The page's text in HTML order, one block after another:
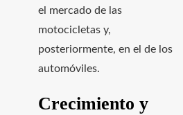
el mercado de las
motocicletas y,
posteriormente, en el de los
automóviles.
Crecimiento y